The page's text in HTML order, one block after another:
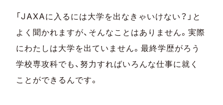
「JAXAに入るには大学を出なきゃいけない？」と
よく聞かれますが、そんなことはありません。実際
にわたしは大学を出ていません。最終学歴がろう
学校専攻科でも、努力すればいろんな仕事に就く
ことができるんです。